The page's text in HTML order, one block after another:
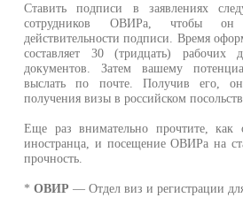
Ставить подписи в заявлениях
сотрудников ОВИРа, чтобы он
действительности подписи. Время
составляет 30 (тридцать)
документов. Затем вашему
выслать по почте. Получив его,
получения визы в российском
Еще раз внимательно прочтите, как
иностранца, и посещение ОВИРа на
прочность.
*ОВИР — Отдел виз и регистрации